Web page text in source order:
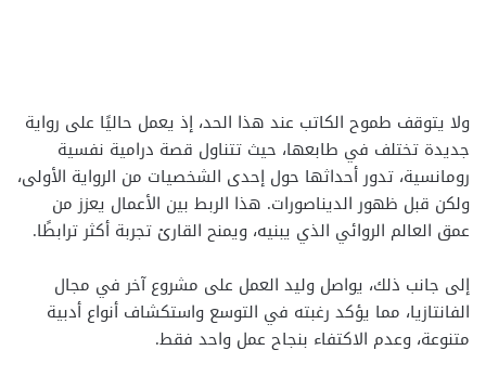
ولا يتوقف طموح الكاتب عند هذا الحد، إذ يعمل حاليًا على رواية
جديدة تختلف في طابعها، حيث تتناول قصة درامية نفسية
رومانسية، تدور أحداثها حول إحدى الشخصيات من الرواية الأولى،
ولكن قبل ظهور الديناصورات. هذا الربط بين الأعمال يعزز من
عمق العالم الروائي الذي يبنيه، ويمنح القارئ تجربة أكثر ترابطًا.
إلى جانب ذلك، يواصل وليد العمل على مشروع آخر في مجال
الفانتازيا، مما يؤكد رغبته في التوسع واستكشاف أنواع أدبية
متنوعة، وعدم الاكتفاء بنجاح عمل واحد فقط.